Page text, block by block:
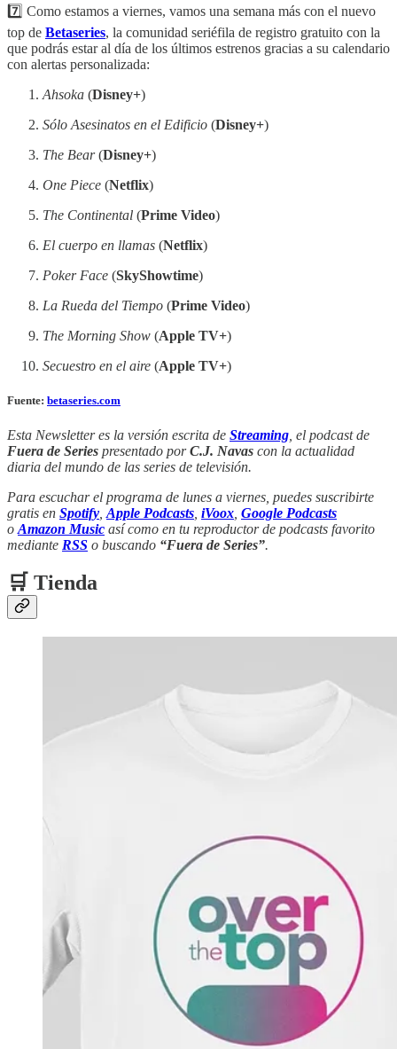
7️⃣ Como estamos a viernes, vamos una semana más con el nuevo
top de Betaseries, la comunidad seriéfila de registro gratuito con la
que podrás estar al día de los últimos estrenos gracias a su calendario
con alertas personalizada:
Ahsoka (Disney+)
Sólo Asesinatos en el Edificio (Disney+)
The Bear(Disney+)
One Piece (Netflix)
The Continental (Prime Video)
El cuerpo en llamas (Netflix)
Poker Face (SkyShowtime)
La Rueda del Tiempo (Prime Video)
The Morning Show (Apple TV+)
Secuestro en el aire (Apple TV+)
Fuente: betaseries.com
Esta Newsletter es la versión escrita de Streaming , el podcast de
Fuera de Series presentado porC.J. Navas con la actualidad
diaria del mundo de las series de televisión.
Para escuchar el programa de lunes a viernes, puedes suscribirte
gratis en Spotify Apple Podcasts iVoox Google Podcasts
o Amazon Music así como en tu reproductor de podcasts favorito
mediante RSS o buscando “Fuera de Series”.
🛒 Tienda